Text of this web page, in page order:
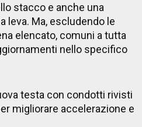
stacco e anche una
leva. Ma, escludendo le
elencato, comuni a tutta
nello specifico
testa con condotti rivisti
migliorare accelerazione e